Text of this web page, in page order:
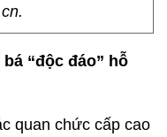
“độc đáo” hỗ
quan chức cấp cao